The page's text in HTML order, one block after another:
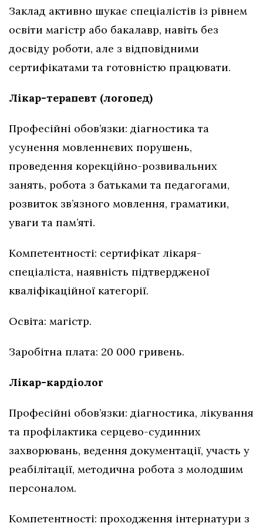
Заклад активно шукає спеціалістів із рівнем
освіти магістр або бакалавр, навіть без
досвіду роботи, але з відповідними
сертифікатами та готовністю працювати.
Лікар-терапевт (логопед)
Професійні обов’язки: діагностика та
усунення мовленнєвих порушень,
проведення корекційно-розвивальних
занять, робота з батьками та педагогами,
розвиток зв’язного мовлення, граматики,
уваги та пам’яті.
Компетентності: сертифікат лікаря-
спеціаліста, наявність підтвердженої
кваліфікаційної категорії.
Освіта: магістр.
Заробітна плата: 20 000 гривень.
Лікар-кардіолог
Професійні обов’язки: діагностика, лікування
та профілактика серцево-судинних
захворювань, ведення документації, участь у
реабілітації, методична робота з молодшим
персоналом.
Компетентності: проходження інтернатури з